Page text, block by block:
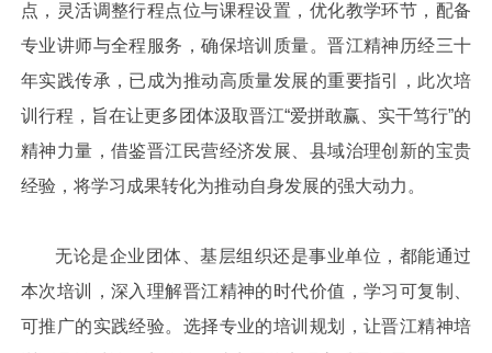
点，灵活调整行程点位与课程设置，优化教学环节，配备
专业讲师与全程服务，确保培训质量。晋江精神历经三十
年实践传承，已成为推动高质量发展的重要指引，此次培
训行程，旨在让更多团体汲取晋江“爱拼敢赢、实干笃行”的
精神力量，借鉴晋江民营经济发展、县域治理创新的宝贵
经验，将学习成果转化为推动自身发展的强大动力。
无论是企业团体、基层组织还是事业单位，都能通过
本次培训，深入理解晋江精神的时代价值，学习可复制、
可推广的实践经验。选择专业的培训规划，让晋江精神培